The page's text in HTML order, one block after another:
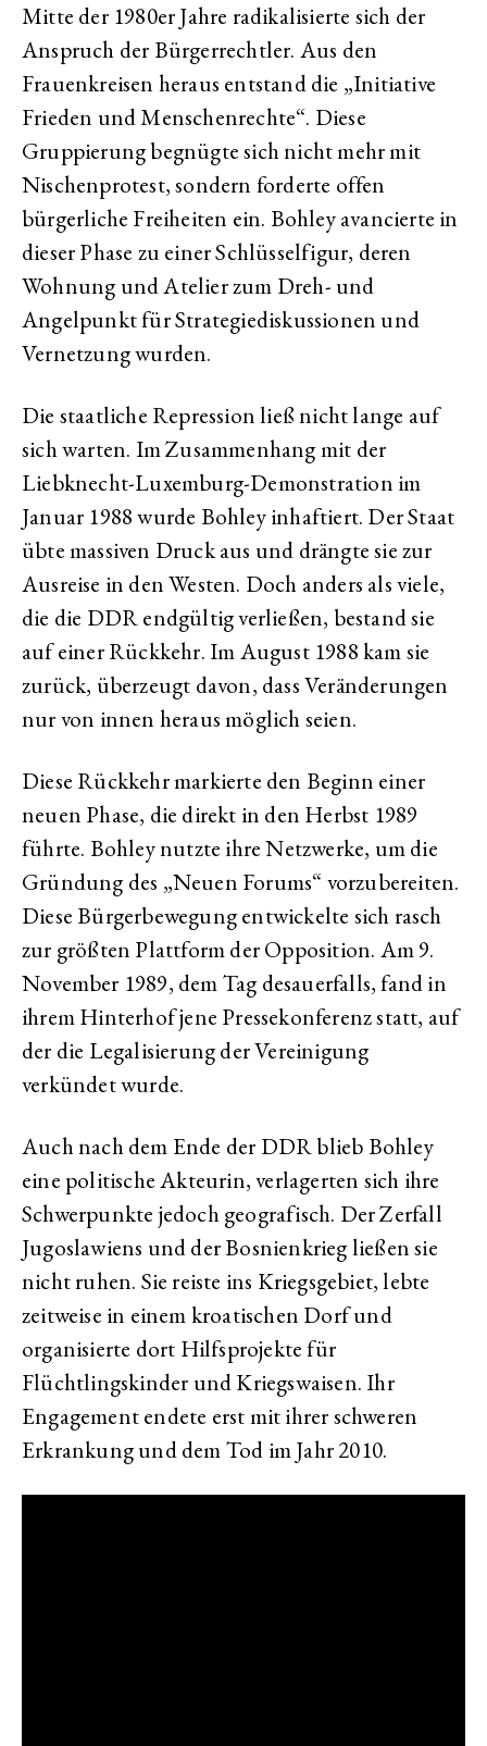
Mitte der 1980er Jahre radikalisierte sich der
Anspruch der Bürgerrechtler. Aus den
Frauenkreisen heraus entstand die „Initiative
Frieden und Menschenrechte“. Diese
Gruppierung begnügte sich nicht mehr mit
Nischenprotest, sondern forderte offen
bürgerliche Freiheiten ein. Bohley avancierte in
dieser Phase zu einer Schlüsselfigur, deren
Wohnung und Atelier zum Dreh- und
Angelpunkt für Strategiediskussionen und
Vernetzung wurden.
Die staatliche Repression ließ nicht lange auf
sich warten. Im Zusammenhang mit der
Liebknecht-Luxemburg-Demonstration im
Januar 1988 wurde Bohley inhaftiert. Der Staat
übte massiven Druck aus und drängte sie zur
Ausreise in den Westen. Doch anders als viele,
die die DDR endgültig verließen, bestand sie
auf einer Rückkehr. Im August 1988 kam sie
zurück, überzeugt davon, dass Veränderungen
nur von innen heraus möglich seien.
Diese Rückkehr markierte den Beginn einer
neuen Phase, die direkt in den Herbst 1989
führte. Bohley nutzte ihre Netzwerke, um die
Gründung des „Neuen Forums“ vorzubereiten.
Diese Bürgerbewegung entwickelte sich rasch
zur größten Plattform der Opposition. Am 9.
November 1989, dem Tag desauerfalls, fand in
ihrem Hinterhof jene Pressekonferenz statt, auf
der die Legalisierung der Vereinigung
verkündet wurde.
Auch nach dem Ende der DDR blieb Bohley
eine politische Akteurin, verlagerten sich ihre
Schwerpunkte jedoch geografisch. Der Zerfall
Jugoslawiens und der Bosnienkrieg ließen sie
nicht ruhen. Sie reiste ins Kriegsgebiet, lebte
zeitweise in einem kroatischen Dorf und
organisierte dort Hilfsprojekte für
Flüchtlingskinder und Kriegswaisen. Ihr
Engagement endete erst mit ihrer schweren
Erkrankung und dem Tod im Jahr 2010.